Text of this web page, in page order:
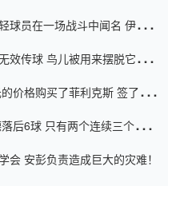
球员在一场战斗中闻名 伊万放
效传球 鸟儿被用来摆脱它
价格购买了菲利克斯 签了7年
后6球 只有两个连续三个连续
会 安彭负责造成巨大的灾难！